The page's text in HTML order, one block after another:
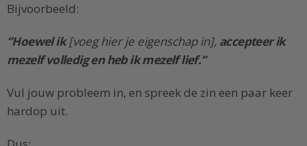
Bijvoorbeeld:
”Hoewel ik[voeg hier je eigenschap in], accepteer ik
mezelf volledig en heb ik mezelf lief.”
Vul jouw probleem in, en spreek de zin een paar keer
hardop uit.